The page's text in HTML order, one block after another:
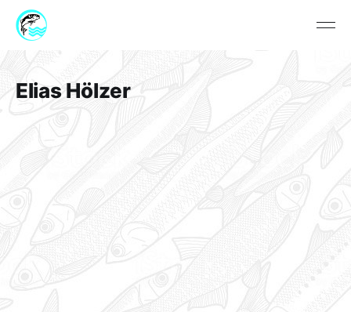
Elias Hölzer